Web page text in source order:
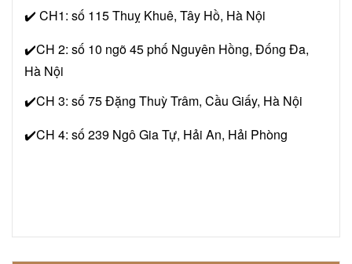
✔️ CH1: số 115 Thuỵ Khuê, Tây Hồ, Hà Nội
✔️CH 2: số 10 ngõ 45 phố Nguyên Hồng, Đống Đa,
Hà Nội
✔️CH 3: số 75 Đặng Thuỳ Trâm, Cầu Giấy, Hà Nội
✔️CH 4: số 239 Ngô Gia Tự, Hải An, Hải Phòng